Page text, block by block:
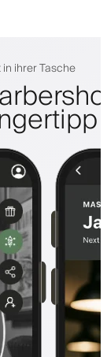
ihrer Tasche